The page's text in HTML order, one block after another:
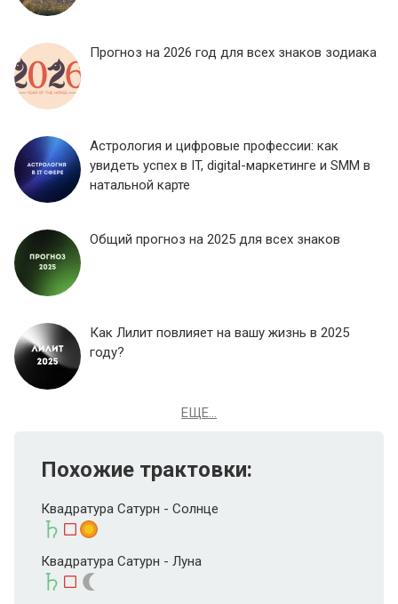
Прогноз на 2026 год для всех знаков зодиака
Астрология и цифровые профессии: как
увидеть успех в IT, digital-маркетинге и SMM в
натальной карте
Общий прогноз на 2025 для всех знаков
Как Лилит повлияет на вашу жизнь в 2025
году?
ЕЩЕ...
Похожие трактовки:
Квадратура Сатурн - Солнце
Квадратура Сатурн - Луна